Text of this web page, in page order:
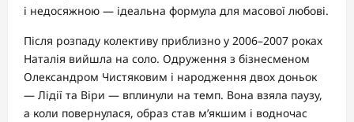
і недосяжною — ідеальна формула для масової любові.
Після розпаду колективу приблизно у 2006–2007 роках
Наталія вийшла на соло. Одруження з бізнесменом
Олександром Чистяковим і народження двох доньок
— Лідії та Віри — вплинули на темп. Вона взяла паузу,
а коли повернулася, образ став м’якшим і водночас